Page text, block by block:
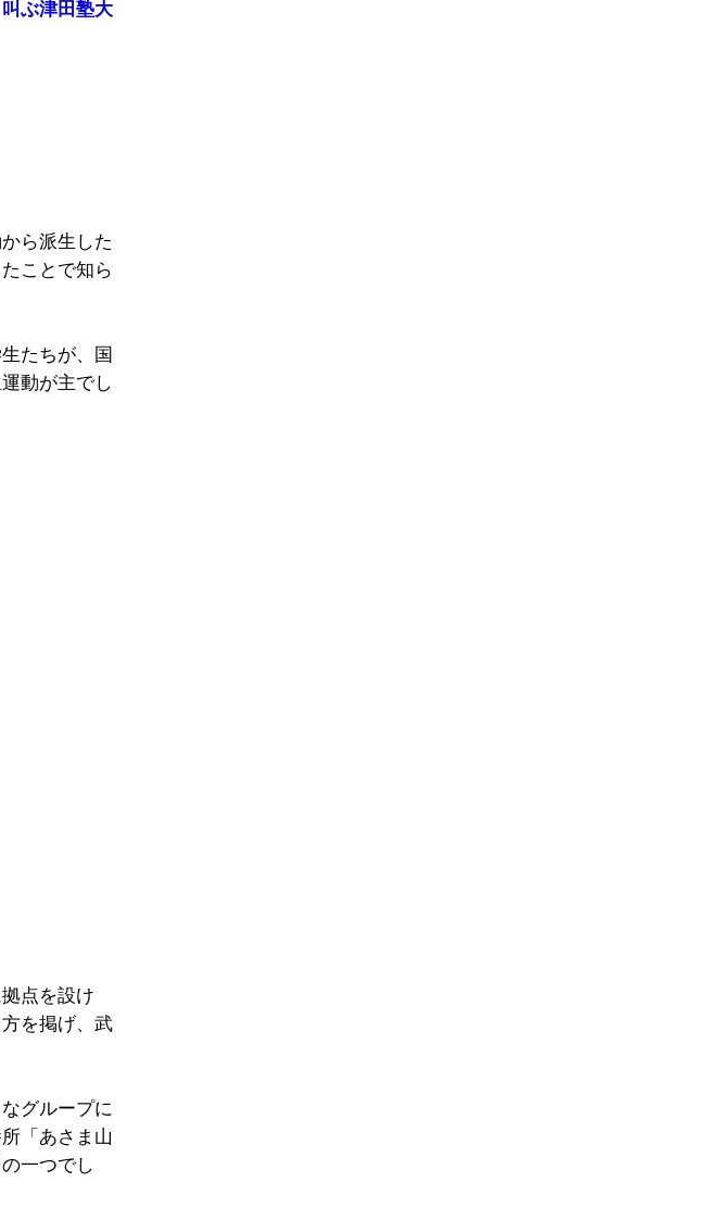
ぶ津田塾大
ら派生した
ことで知ら
たちが、国
動が主でし
点を設け
を掲げ、武
グループに
「あさま山
一つでし